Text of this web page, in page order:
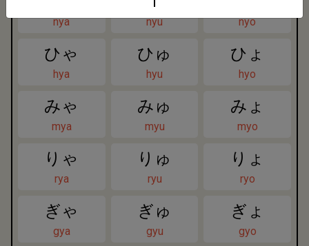
nya nyu nyo
ひゃ
hya
ひゅ
hyu
ひょ
hyo
みゃ
mya
みゅ
myu
みょ
myo
りゃ
rya
りゅ
ryu
りょ
ryo
ぎゃ
gya
ぎゅ
gyu
ぎょ
gyo